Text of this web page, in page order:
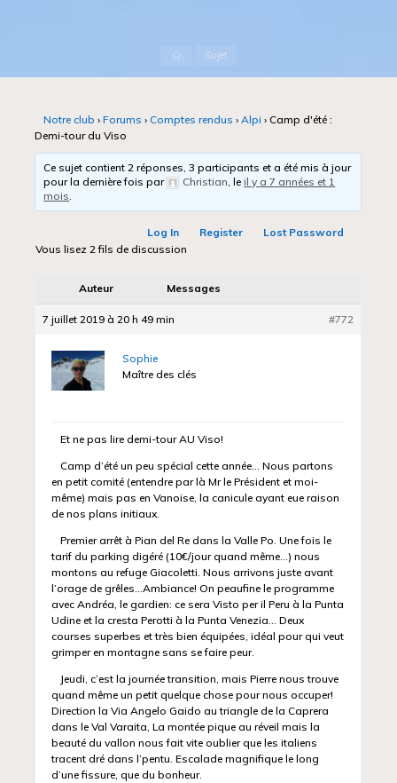
AccueilSujet
Notre club › Forums › Comptes rendus › Alpi › Camp d'été :
Demi-tour du Viso
Ce sujet contient 2 réponses, 3 participants et a été mis à jour
pour la dernière fois par
Christian, leil y a 7 années et 1
mois.
Log In Register
Lost Password
Vous lisez 2 fils de discussion
Auteur Messages
7 juillet 2019 à 20 h 49 min #772
Sophie
Maître des clés
Et ne pas lire demi-tour AU Viso!
Camp d’été un peu spécial cette année… Nous partons
en petit comité (entendre par là Mr le Président et moi-
même) mais pas en Vanoise, la canicule ayant eue raison
de nos plans initiaux.
Premier arrêt à Pian del Re dans la Valle Po. Une fois le
tarif du parking digéré (10€/jour quand même…) nous
montons au refuge Giacoletti. Nous arrivons juste avant
l’orage de grêles…Ambiance! On peaufine le programme
avec Andréa, le gardien: ce sera Visto per il Peru à la Punta
Udine et la cresta Perotti à la Punta Venezia… Deux
courses superbes et très bien équipées, idéal pour qui veut
grimper en montagne sans se faire peur.
Jeudi, c’est la journée transition, mais Pierre nous trouve
quand même un petit quelque chose pour nous occuper!
Direction la Via Angelo Gaido au triangle de la Caprera
dans le Val Varaita, La montée pique au réveil mais la
beauté du vallon nous fait vite oublier que les italiens
tracent dré dans l’pentu. Escalade magnifique le long
d’une fissure, que du bonheur.